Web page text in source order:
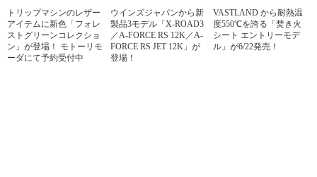
トリップマシンのレザー
アイテムに新色「フォレ
ストグリーンコレクショ
ン」が登場！ モトーリモ
ーダにて予約受付中
ウインズジャパンから新
製品3モデル「X-ROAD3
／A-FORCE RS 12K／A-
FORCE RS JET 12K」が
登場！
VASTLAND から耐熱温
度550℃を誇る「焚き火
シート エントリーモデ
ル」が6/22発売！